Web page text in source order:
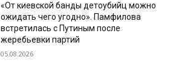
«От киевской банды детоубийц можно
ожидать чего угодно». Памфилова
встретилась с Путиным после
жеребьевки партий
05.08.2026